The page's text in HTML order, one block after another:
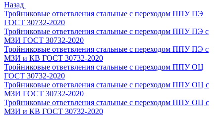
Назад
Тройниковые ответвления стальные с переходом ППУ ПЭ
ГОСТ 30732-2020
Тройниковые ответвления стальные с переходом ППУ ПЭ с
МЗИ ГОСТ 30732-2020
Тройниковые ответвления стальные с переходом ППУ ПЭ с
МЗИ и КВ ГОСТ 30732-2020
Тройниковые ответвления стальные с переходом ППУ ОЦ
ГОСТ 30732-2020
Тройниковые ответвления стальные с переходом ППУ ОЦ с
МЗИ ГОСТ 30732-2020
Тройниковые ответвления стальные с переходом ППУ ОЦ с
МЗИ и КВ ГОСТ 30732-2020